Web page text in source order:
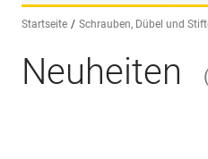
Sprache wählen (DE)
Startseite Schrauben, Dübel und
Neuheiten